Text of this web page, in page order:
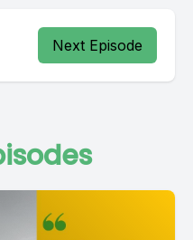
Next Episode